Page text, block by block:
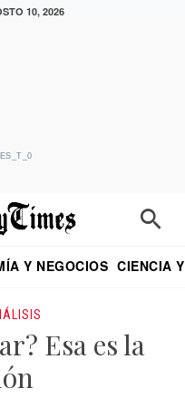
10, 2026
Y NEGOCIOS CIENCIA
Esa es la